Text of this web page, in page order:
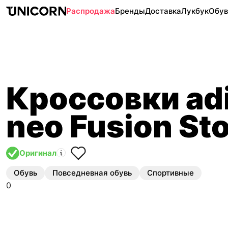
РаспродажаБрендыДоставкаЛукбук
Кроссовки
neo Fusion
Оригинал
Обувь Повседневная обувь Спортивные
0